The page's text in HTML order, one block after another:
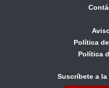
Política
Política
Suscríbete a